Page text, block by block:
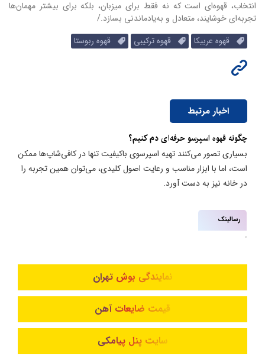
انتخاب، قهوه‌ای است که نه فقط برای میزبان، بلکه برای بیشتر مهمان‌ها
تجربه‌ای خوشایند، متعادل و به‌یادماندنی بسازد./
قهوه عربیکا
قهوه ترکیبی قهوه ربوستا
اخبار مرتبط
چگونه قهوه اسپرسو حرفه‌ای دم کنیم؟
بسیاری تصور می‌کنند تهیه اسپرسوی باکیفیت تنها در کافی‌شاپ‌ها ممکن
است، اما با ابزار مناسب و رعایت اصول کلیدی، می‌توان همین تجربه را
در خانه نیز به دست آورد.
رسالینک
نمایندگی بوش تهران
قیمت ضایعات آهن
سایت پنل پیامکی